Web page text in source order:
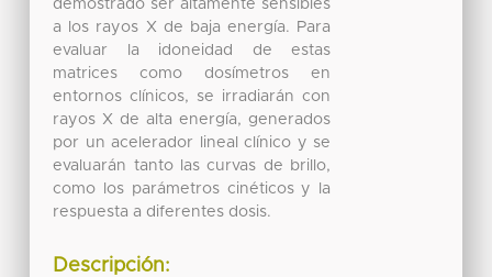
demostrado ser altamente sensibles
a los rayos X de baja energía. Para
evaluar la idoneidad de estas
matrices como dosímetros en
entornos clínicos, se irradiarán con
rayos X de alta energía, generados
por un acelerador lineal clínico y se
evaluarán tanto las curvas de brillo,
como los parámetros cinéticos y la
respuesta a diferentes dosis.
Descripción: